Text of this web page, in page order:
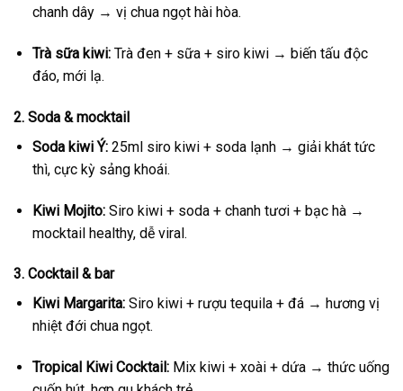
chanh dây → vị chua ngọt hài hòa.
Trà sữa kiwi:Trà đen + sữa + siro kiwi → biến tấu độc
đáo, mới lạ.
2. Soda & mocktail
Soda kiwi Ý:25ml siro kiwi + soda lạnh → giải khát tức
thì, cực kỳ sảng khoái.
Kiwi Mojito:Siro kiwi + soda + chanh tươi + bạc hà →
mocktail healthy, dễ viral.
3. Cocktail & bar
Kiwi Margarita:Siro kiwi + rượu tequila + đá → hương vị
nhiệt đới chua ngọt.
Tropical Kiwi Cocktail:Mix kiwi + xoài + dứa → thức uống